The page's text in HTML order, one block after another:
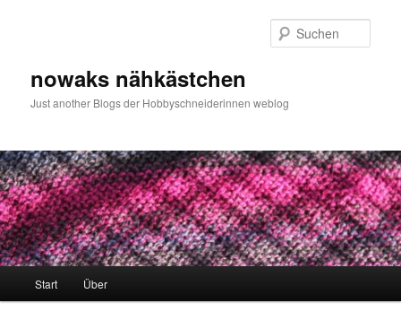
nowaks nähkästchen
Just another Blogs der Hobbyschneiderinnen weblog
Start Über